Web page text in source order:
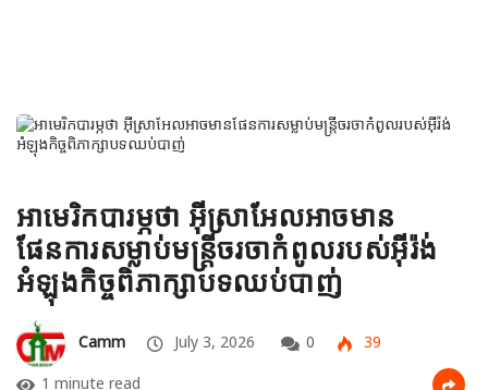
អាមេរិកបារម្ភថា អ៊ីស្រាអែលអាចមាន
ផែនការសម្លាប់មន្ត្រីចរចាកំពូលរបស់អ៊ីរ៉ង់
អំឡុងកិច្ចពិភាក្សាបទឈប់បាញ់
Camm July 3, 2026 0
39
1 minute read